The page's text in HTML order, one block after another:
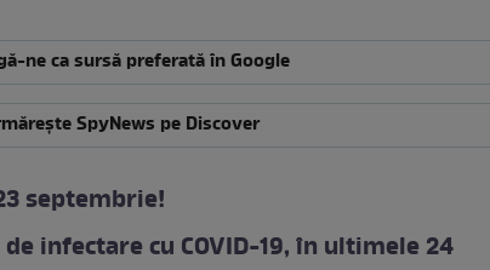
ne ca sursă preferată în Google
SpyNews pe Discover
septembrie!
infectare cu COVID-19, în ultimele 24